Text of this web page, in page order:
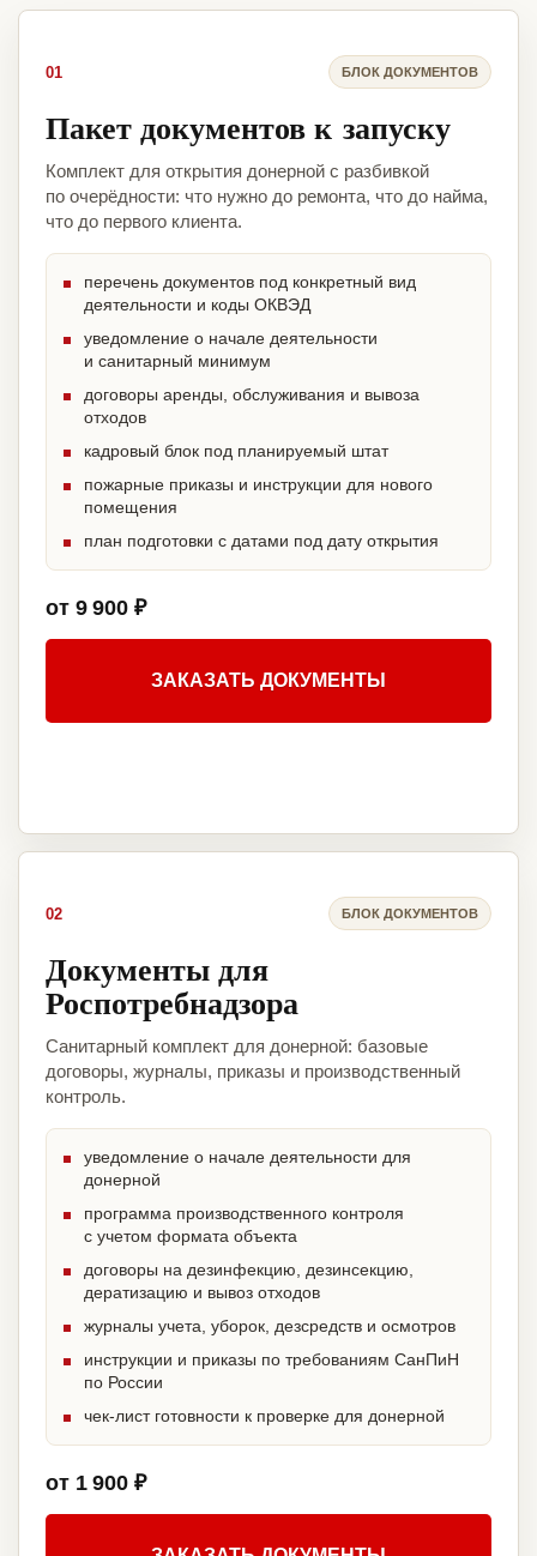
01 БЛОК ДОКУМЕНТОВ
Пакет документов к запуску
Комплект для открытия донерной с разбивкой
по очерёдности: что нужно до ремонта, что до найма,
что до первого клиента.
перечень документов под конкретный вид
деятельности и коды ОКВЭД
уведомление о начале деятельности
и санитарный минимум
договоры аренды, обслуживания и вывоза
отходов
кадровый блок под планируемый штат
пожарные приказы и инструкции для нового
помещения
план подготовки с датами под дату открытия
от 9 900 ₽
ЗАКАЗАТЬ ДОКУМЕНТЫ
02 БЛОК ДОКУМЕНТОВ
Документы для
Роспотребнадзора
Санитарный комплект для донерной: базовые
договоры, журналы, приказы и производственный
контроль.
уведомление о начале деятельности для
донерной
программа производственного контроля
с учетом формата объекта
договоры на дезинфекцию, дезинсекцию,
дератизацию и вывоз отходов
журналы учета, уборок, дезсредств и осмотров
инструкции и приказы по требованиям СанПиН
по России
чек-лист готовности к проверке для донерной
от 1 900 ₽